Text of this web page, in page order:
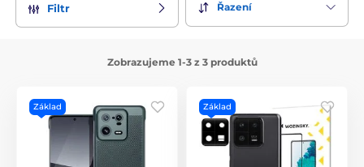
Filtr Řazení
Zobrazujeme 1-3 z 3 produktů
Základ Základ